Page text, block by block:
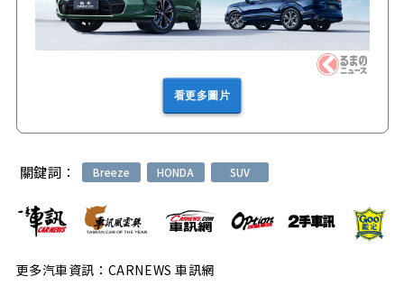
看更多圖片
關鍵詞： Breeze HONDA SUV
更多汽車資訊：CARNEWS 車訊網